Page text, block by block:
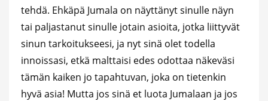
tehdä. Ehkäpä Jumala on näyttänyt sinulle näyn
tai paljastanut sinulle jotain asioita, jotka liittyvät
sinun tarkoitukseesi, ja nyt sinä olet todella
innoissasi, etkä malttaisi edes odottaa näkeväsi
tämän kaiken jo tapahtuvan, joka on tietenkin
hyvä asia! Mutta jos sinä et luota Jumalaan ja jos